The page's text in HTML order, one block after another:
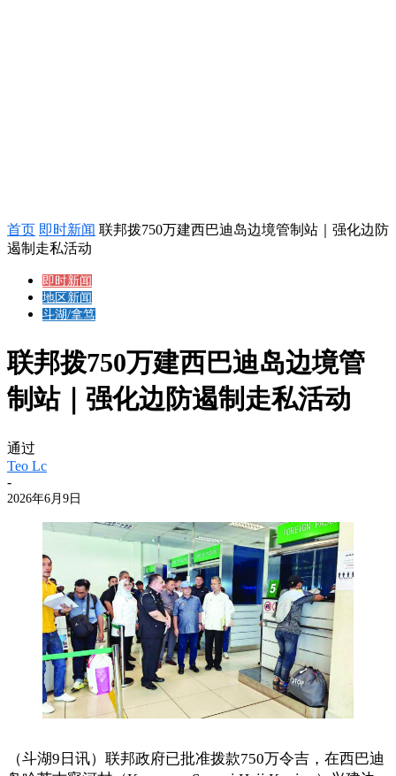
首页 即时新闻 联邦拨750万建西巴迪岛边境管制站｜强化边防
遏制走私活动
即时新闻
地区新闻
斗湖/拿笃
联邦拨750万建西巴迪岛边境管
制站｜强化边防遏制走私活动
通过
Teo Lc
-
2026年6月9日
（斗湖9日讯）联邦政府已批准拨款750万令吉，在西巴迪